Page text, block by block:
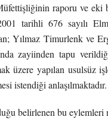
raporu ve eki
tarihli 676 sayılı
Yılmaz Timurlenk ve
zayiinden tapu
üzere yapılan usulsüz
istendiği anlaşılmaktadır.
belirlenen bu